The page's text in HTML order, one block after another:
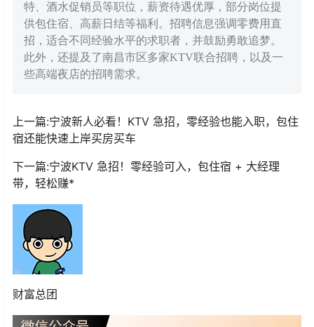
特、酒水促销员等职位，薪资待遇优厚，部分岗位提
供包住宿、高薪日结等福利。招聘信息强调零费用直
招，适合不同经验水平的求职者，并鼓励勇敢追梦。
此外，还提及了南昌市区多家KTV联合招聘，以及一
些高端夜店的招聘需求。
上一篇:宁波新人必看！KTV 急招，零经验也能入职，包住
宿还能快速上岸买房买车
下一篇:宁波KTV 急招！零经验可入，包住宿 + 大经理
带，轻松赚*
财富总团